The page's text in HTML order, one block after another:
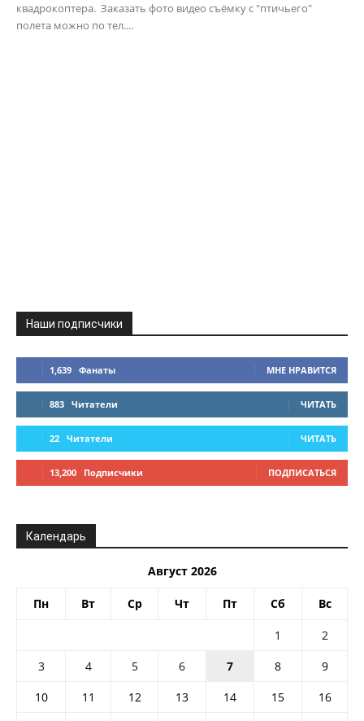
квадрокоптера. Заказать фото видео съёмку с "птичьего"
полета можно по тел....
Наши подписчики
1,639 Фанаты МНЕ НРАВИТСЯ
883 Читатели ЧИТАТЬ
22 Читатели ЧИТАТЬ
13,200 Подписчики ПОДПИСАТЬСЯ
Календарь
Август 2026
Пн Вт Ср Чт Пт Сб Вс
1
2
3
4 5 6 7 8
9
10
11 12 13 14 15
16